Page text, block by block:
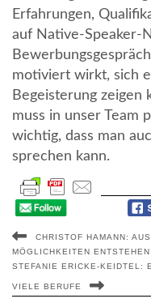
Erfahrungen,
auf Native-Speaker-
motiviert wirkt, sich
Begeisterung zeigen
muss in unser Team
wichtig, dass man
sprechen kann.
CHRISTOF HAMANN:
MÖGLICHKEITEN
STEFANIE ERICKE-KEIDTEL:
VIELE BERUFE